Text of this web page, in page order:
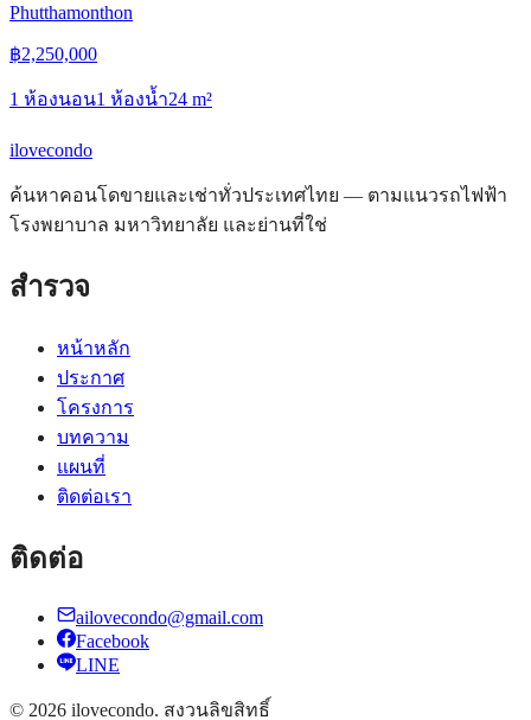
Phutthamonthon
฿2,250,000
1 ห้องนอน1 ห้องน้ำ24 m²
ilovecondo
ค้นหาคอนโดขายและเช่าทั่วประเทศไทย — ตามแนวรถไฟฟ้า
โรงพยาบาล มหาวิทยาลัย และย่านที่ใช่
สำรวจ
หน้าหลัก
ประกาศ
โครงการ
บทความ
แผนที่
ติดต่อเรา
ติดต่อ
ailovecondo@gmail.com
Facebook
LINE
© 2026 ilovecondo. สงวนลิขสิทธิ์